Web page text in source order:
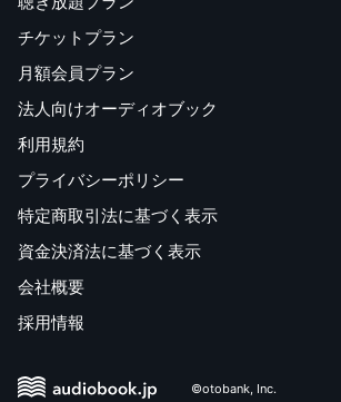
チケットプラン
月額会員プラン
法人向けオーディオブック
利用規約
プライバシーポリシー
特定商取引法に基づく表示
資金決済法に基づく表示
会社概要
採用情報
©otobank, Inc.